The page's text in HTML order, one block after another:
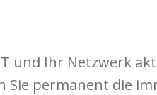
und Ihr Netzwerk
Sie permanent die